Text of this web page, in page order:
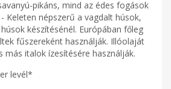
pikáns, mind az édes fogások
Keleten népszerű a vagdalt húsok,
készítésénél. Európában főleg
fűszereként használják. Illóolaját
más italok ízesítésére használják.
levél*